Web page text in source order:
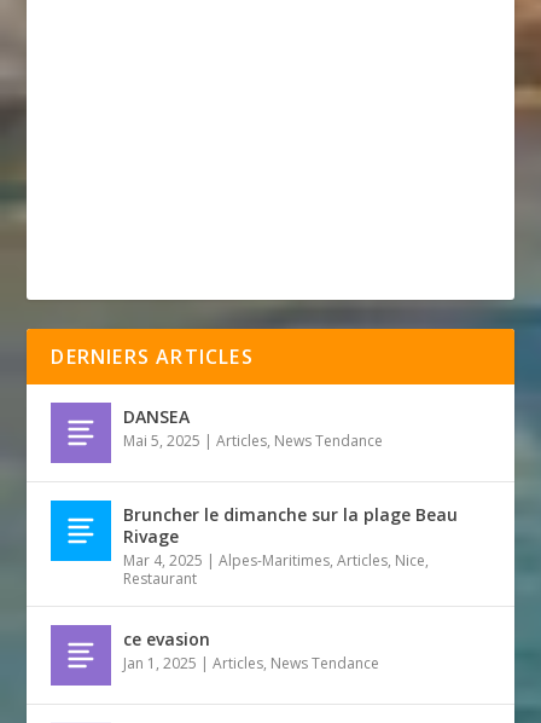
DERNIERS ARTICLES
DANSEA
Mai 5, 2025 |Articles, News Tendance
Bruncher le dimanche sur la plage Beau
Rivage
Mar 4, 2025 |Alpes-Maritimes,Articles, Nice,
Restaurant
ce evasion
Jan 1, 2025 |Articles, News Tendance